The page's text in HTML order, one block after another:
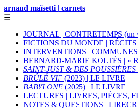
arnaud maïsetti | carnets
☰
JOURNAL | CONTRETEMPS (un
FICTIONS DU MONDE | RÉCITS
INTERVENTIONS | COMMUNES
BERNARD-MARIE KOLTÈS | «
SAINT-JUST & DES POUSSIÈRES
BRÛLÉ VIF (2023) | LE LIVRE
BABYLONE (2025) | LE LIVRE
LECTURES | LIVRES, PIÈCES,
NOTES & QUESTIONS |